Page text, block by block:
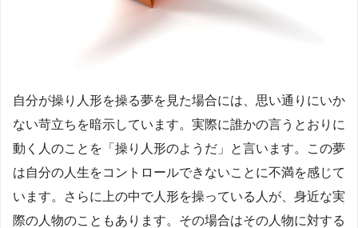
自分が操り人形を操る夢を見た場合には、思い通りにいか
ない苛立ちを暗示しています。実際に誰かの言うとおりに
動く人のことを「操り人形のようだ」と言います。この夢
は自分の人生をコントロールできないことに不満を感じて
います。さらに上の中で人形を操っている人が、身近な実
際の人物のこともあります。その場合はその人物に対する